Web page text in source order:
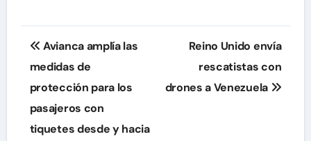
Navegación
de
entradas
Avianca amplía las
medidas de
protección para los
pasajeros con
tiquetes desde y hacia
Reino Unido envía
rescatistas con
drones a Venezuela